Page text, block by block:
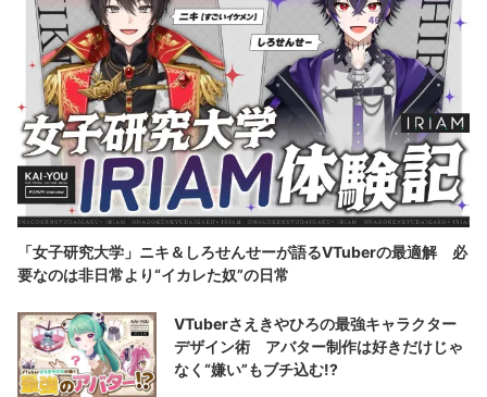
「女子研究大学」ニキ＆しろせんせーが語るVTuberの最適解 必
要なのは非日常より“イカレた奴”の日常
VTuberさえきやひろの最強キャラクター
デザイン術 アバター制作は好きだけじゃ
なく“嫌い”もブチ込む!?